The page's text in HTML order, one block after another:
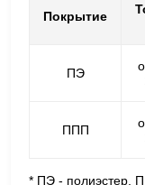
Покрытие
ПЭ
ППП
* ПЭ - полиэстер,